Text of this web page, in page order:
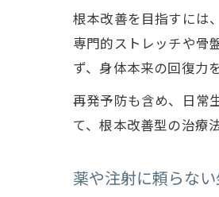
根本改善を目指すには
専門的ストレッチや骨
ず、身体本来の回復力
再発予防も含め、日常
て、根本改善型の治療
薬や注射に頼らな